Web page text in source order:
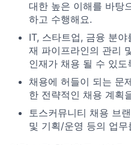
대한 높은 이해를 바탕
하고 수행해요.
IT, 스타트업, 금융 분
재 파이프라인의 관리
인재가 채용 될 수 있도
채용에 허들이 되는 문
한 전략적인 채용 계획
토스커뮤니티 채용 브
및 기획/운영 등의 업무